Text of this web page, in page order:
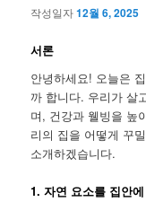
작성일자12월 6, 2025
서론
안녕하세요! 오늘은
까 합니다. 우리가 살
며, 건강과 웰빙을 높
리의 집을 어떻게 꾸
소개하겠습니다.
1. 자연 요소를 집안